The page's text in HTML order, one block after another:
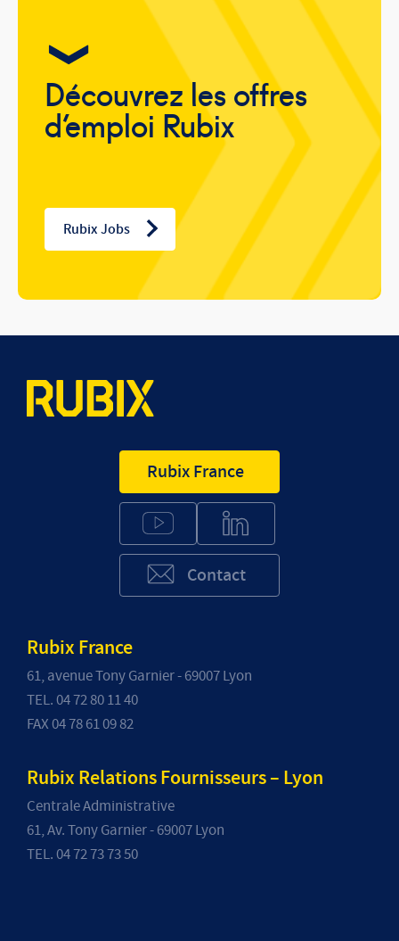
Découvrez les offres
d’emploi Rubix
Rubix Jobs
Rubix France
Contact
Rubix France
61, avenue Tony Garnier - 69007 Lyon
TEL. 04 72 80 11 40
FAX 04 78 61 09 82
Rubix Relations Fournisseurs – Lyon
Centrale Administrative
61, Av. Tony Garnier - 69007 Lyon
TEL. 04 72 73 73 50